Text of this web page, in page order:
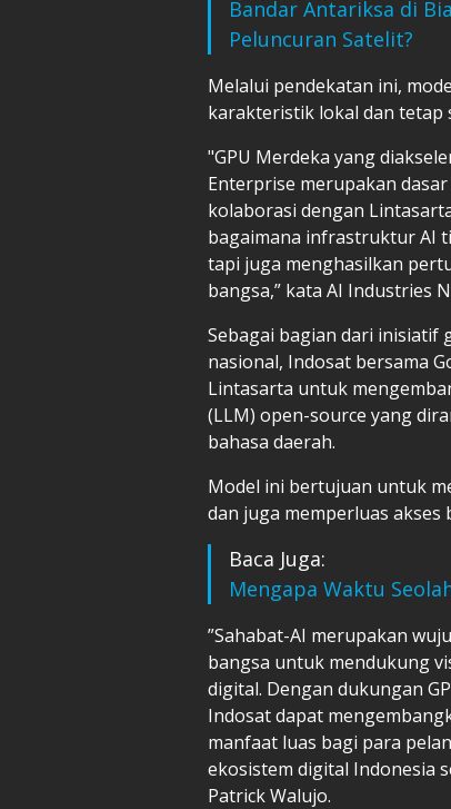
Bandar Antariksa di
Peluncuran Satelit?
Melalui pendekatan ini,
karakteristik lokal dan tetap
"GPU Merdeka yang
Enterprise merupakan
kolaborasi dengan
bagaimana infrastruktur AI
tapi juga menghasilkan
bangsa,” kata AI Industries
Sebagai bagian dari inisiatif
nasional, Indosat bersama
Lintasarta untuk
(LLM) open-source yang
bahasa daerah.
Model ini bertujuan untuk
dan juga memperluas akses
Baca Juga:
Mengapa Waktu
”Sahabat-AI merupakan
bangsa untuk mendukung
digital. Dengan dukungan
Indosat dapat
manfaat luas bagi para
ekosistem digital Indonesia
Patrick Walujo.